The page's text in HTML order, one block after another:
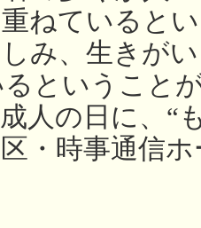
ねていると
み、生きが
ということ
人の日に、“
・時事通信